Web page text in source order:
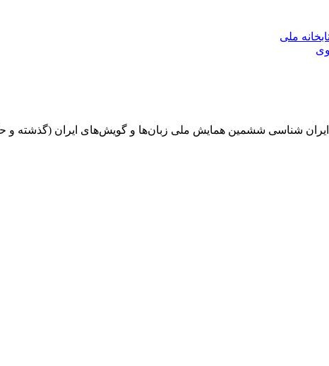
ملی
ششمین همایش ملی زبان‌ها و گویش‌های ایران (گذشته و حال) را در اسفند ماه